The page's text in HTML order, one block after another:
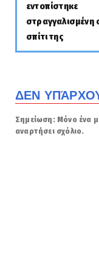
εντοπίστηκε
στραγγαλισμένη
σπίτι της
ΔΕΝ
Σημείωση: Μόνο ένα
αναρτήσει σχόλιο.